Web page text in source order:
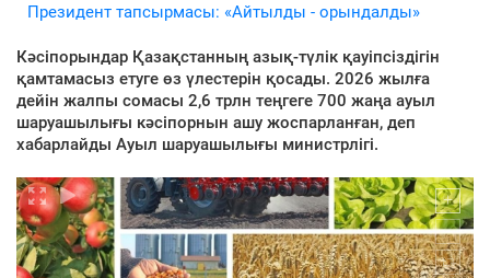
Президент тапсырмасы: «Айтылды - орындалды»
Кәсіпорындар Қазақстанның азық-түлік қауіпсіздігін
қамтамасыз етуге өз үлестерін қосады. 2026 жылға
дейін жалпы сомасы 2,6 трлн теңгеге 700 жаңа ауыл
шаруашылығы кәсіпорнын ашу жоспарланған, деп
хабарлайды Ауыл шаруашылығы министрлігі.